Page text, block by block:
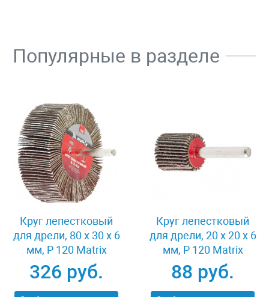
Популярные в разделе
Круг лепестковый
для дрели, 80 х 30 х 6
мм, P 120 Matrix
74146
326 руб.
Круг лепестковый
для дрели, 20 х 20 х 6
мм, P 120 Matrix
74104
88 руб.